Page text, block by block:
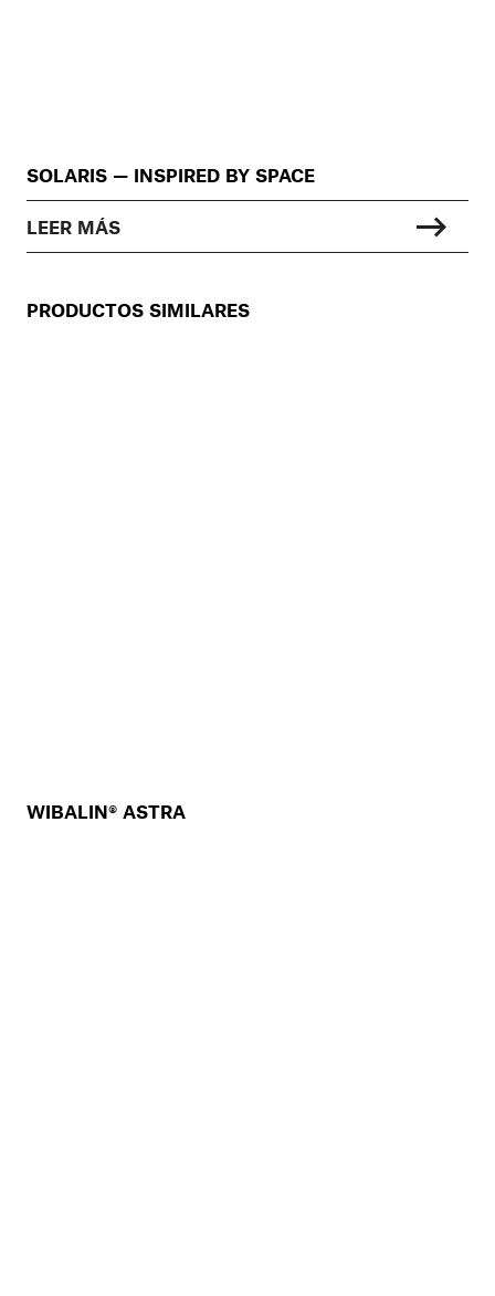
SOLARIS — INSPIRED BY SPACE
LEER MÁS
PRODUCTOS SIMILARES
WIBALIN® ASTRA